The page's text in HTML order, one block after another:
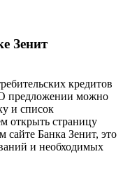
Зенит
кредитов
предложении можно
и список
открыть страницу
Банка Зенит, это
и необходимых